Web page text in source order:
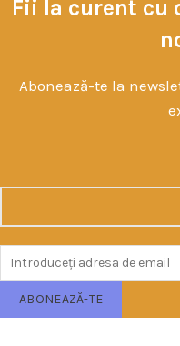
Fii la curent cu
Abonează-te la